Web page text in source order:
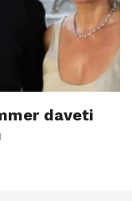
daveti